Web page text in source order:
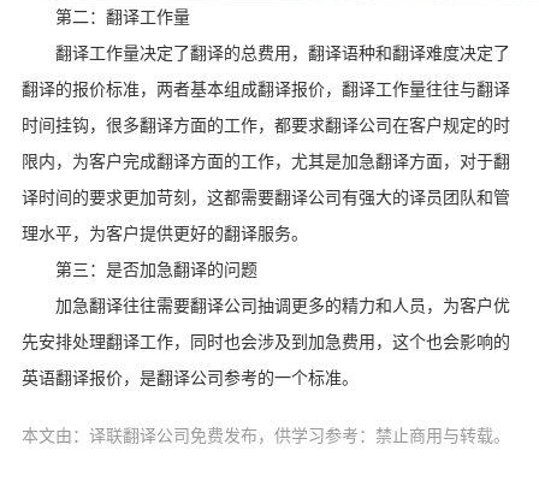
第二：翻译工作量
翻译工作量决定了翻译的总费用，翻译语种和翻译难度决定了
翻译的报价标准，两者基本组成翻译报价，翻译工作量往往与翻译
时间挂钩，很多翻译方面的工作，都要求翻译公司在客户规定的时
限内，为客户完成翻译方面的工作，尤其是加急翻译方面，对于翻
译时间的要求更加苛刻，这都需要翻译公司有强大的译员团队和管
理水平，为客户提供更好的翻译服务。
第三：是否加急翻译的问题
加急翻译往往需要翻译公司抽调更多的精力和人员，为客户优
先安排处理翻译工作，同时也会涉及到加急费用，这个也会影响的
英语翻译报价，是翻译公司参考的一个标准。
本文由：译联翻译公司免费发布，供学习参考：禁止商用与转载。